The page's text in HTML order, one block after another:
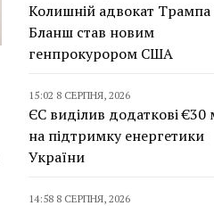
Колишній адвокат
Бланш став новим
генпрокурором США
15:02 8 СЕРПНЯ, 2026
ЄС виділив додаткові €30
на підтримку енергетики
України
14:58 8 СЕРПНЯ, 2026